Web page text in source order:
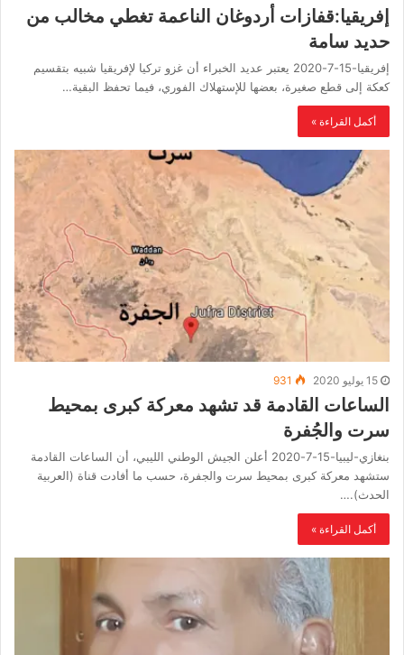
إفريقيا:قفازات أردوغان الناعمة تغطي مخالب من
حديد سامة
إفريقيا-15-7-2020 يعتبر عديد الخبراء أن غزو تركيا لإفريقيا شبيه بتقسيم
كعكة إلى قطع صغيرة، بعضها للإستهلاك الفوري، فيما تحفظ البقية…
أكمل القراءة »
15 يوليو 2020 931
الساعات القادمة قد تشهد معركة كبرى بمحيط
سرت والجُفرة
بنغازي-ليبيا-15-7-2020 أعلن الجيش الوطني الليبي، أن الساعات القادمة
ستشهد معركة كبرى بمحيط سرت والجفرة، حسب ما أفادت قناة (العربية
الحدث).…
أكمل القراءة »